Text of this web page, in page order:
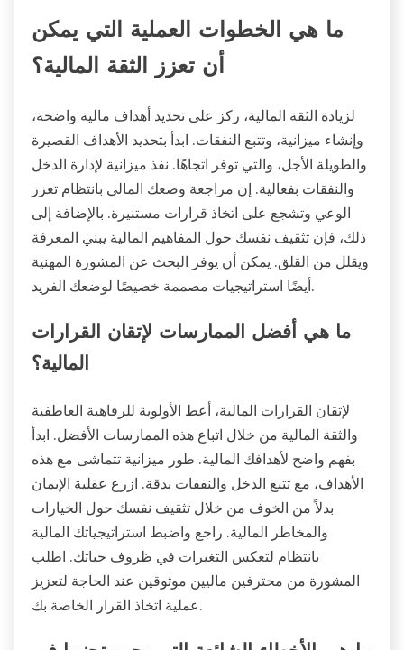
ما هي الخطوات العملية التي يمكن
أن تعزز الثقة المالية؟
لزيادة الثقة المالية، ركز على تحديد أهداف مالية واضحة،
وإنشاء ميزانية، وتتبع النفقات. ابدأ بتحديد الأهداف القصيرة
والطويلة الأجل، والتي توفر اتجاهًا. نفذ ميزانية لإدارة الدخل
والنفقات بفعالية. إن مراجعة وضعك المالي بانتظام تعزز
الوعي وتشجع على اتخاذ قرارات مستنيرة. بالإضافة إلى
ذلك، فإن تثقيف نفسك حول المفاهيم المالية يبني المعرفة
ويقلل من القلق. يمكن أن يوفر البحث عن المشورة المهنية
أيضًا استراتيجيات مصممة خصيصًا لوضعك الفريد.
ما هي أفضل الممارسات لإتقان القرارات
المالية؟
لإتقان القرارات المالية، أعط الأولوية للرفاهية العاطفية
والثقة المالية من خلال اتباع هذه الممارسات الأفضل. ابدأ
بفهم واضح لأهدافك المالية. طور ميزانية تتماشى مع هذه
الأهداف، مع تتبع الدخل والنفقات بدقة. ازرع عقلية الإيمان
بدلاً من الخوف من خلال تثقيف نفسك حول الخيارات
والمخاطر المالية. راجع واضبط استراتيجياتك المالية
بانتظام لتعكس التغيرات في ظروف حياتك. اطلب
المشورة من محترفين ماليين موثوقين عند الحاجة لتعزيز
عملية اتخاذ القرار الخاصة بك.